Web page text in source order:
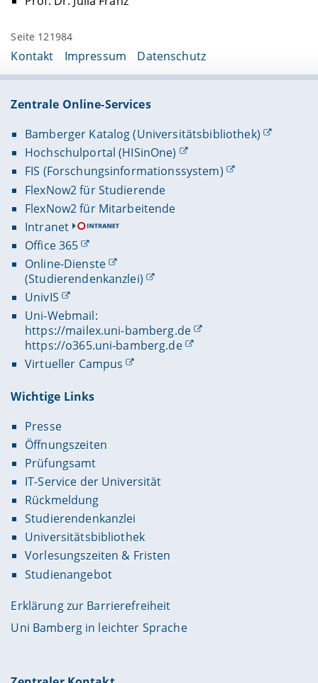
Seite 121984
Kontakt Impressum Datenschutz
Zentrale Online-Services
Bamberger Katalog (Universitätsbibliothek)
Hochschulportal (HISinOne)
FIS (Forschungsinformationssystem)
FlexNow2 für Studierende
FlexNow2 für Mitarbeitende
Intranet
Office 365
Online-Dienste
(Studierendenkanzlei)
UnivIS
Uni-Webmail:
https://mailex.uni-bamberg.de
https://o365.uni-bamberg.de
Virtueller Campus
Wichtige Links
Presse
Öffnungszeiten
Prüfungsamt
IT-Service der Universität
Rückmeldung
Studierendenkanzlei
Universitätsbibliothek
Vorlesungszeiten & Fristen
Studienangebot
Erklärung zur Barrierefreiheit
Uni Bamberg in leichter Sprache